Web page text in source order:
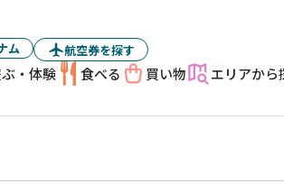
ム 航空券を探す
・体験 食べる 買い物 エリアから